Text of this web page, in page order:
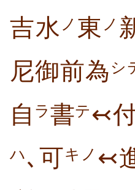
吉水 ノ 東 ノ
尼御前為シ
自 ラ書テ ↢
ハ､可キノ ↢